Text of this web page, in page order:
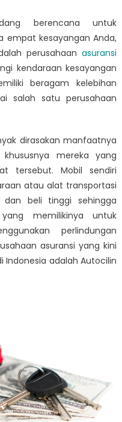
Produk
Asuransi
dari
Autocillin
berencana untuk
empat kesayangan Anda,
perusahaanasuransi
kendaraan kesayangan
beragam kelebihan
salah satu perusahaan
dirasakan manfaatnya
mereka yang
tersebut. Mobil sendiri
atau alat transportasi
beli tinggi sehingga
memilikinya untuk
perlindungan
asuransi yang kini
Indonesia adalah Autocilin